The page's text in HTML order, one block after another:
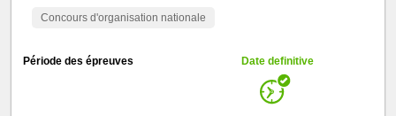
Concours d'organisation nationale
Période des épreuves Date definitive